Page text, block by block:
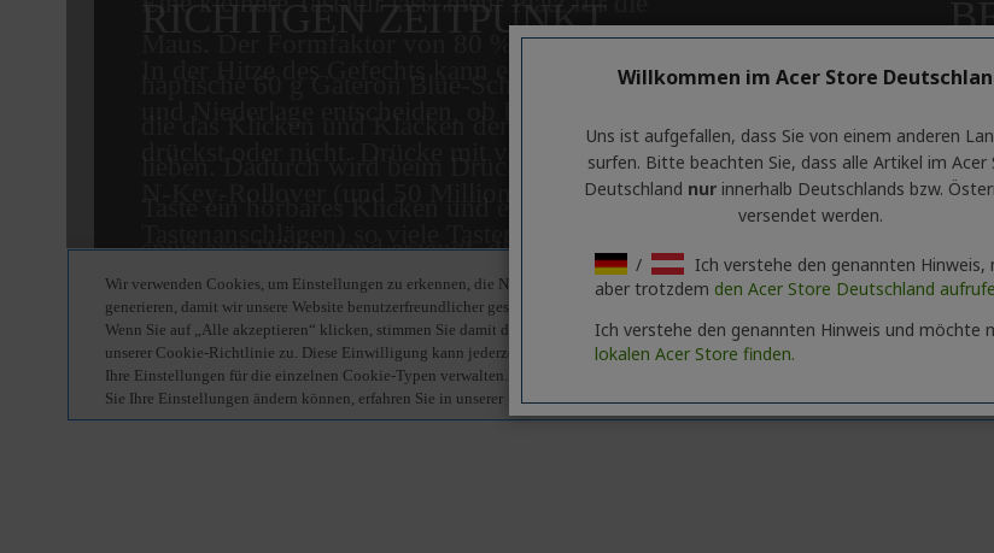
Willkommen im Acer Store
Uns ist aufgefallen, dass Sie von einem anderen
surfen. Bitte beachten Sie, dass alle Artikel im Acer
Deutschland nurinnerhalb Deutschlands bzw.
versendet werden.
/
Ich verstehe den genannten Hinweis,
aber trotzdem den Acer Store Deutschland
Ich verstehe den genannten Hinweis und möchte
lokalen Acer Store finden.